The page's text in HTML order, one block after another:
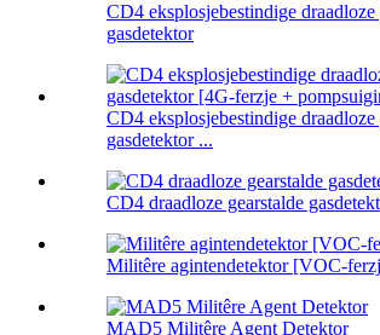
CD4 eksplosjebestindige draadloze
gasdetektor
CD4 eksplosjebestindige draadloze
gasdetektor ...
CD4 draadloze gearstalde
Militêre agintendetektor [VOC-
MAD5 Militêre Agent Detektor